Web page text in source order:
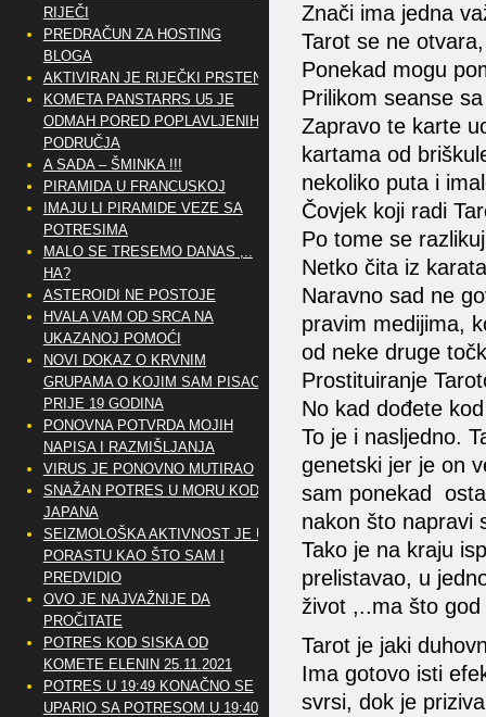
Znači ima jedna
Tarot se ne
Ponekad mogu
Prilikom seanse
Zapravo te karte
kartama od
nekoliko puta i
Čovjek koji radi
Po tome se
Netko čita iz
Naravno sad ne
pravim medijima,
od neke druge
Prostituiranje
No kad dođete
To je i nasljedno.
genetski jer je on
sam ponekad
nakon što napravi
Tako je na kraju
prelistavao, u
život ,..ma što
Tarot je jaki
Ima gotovo isti
svrsi, dok je
RIJEČI
PREDRAČUN ZA HOSTING
BLOGA
AKTIVIRAN JE RIJEČKI PRSTEN
KOMETA PANSTARRS U5 JE
ODMAH PORED POPLAVLJENIH
PODRUČJA
A SADA – ŠMINKA !!!
PIRAMIDA U FRANCUSKOJ
IMAJU LI PIRAMIDE VEZE SA
POTRESIMA
MALO SE TRESEMO DANAS ,..
HA?
ASTEROIDI NE POSTOJE
HVALA VAM OD SRCA NA
UKAZANOJ POMOĆI
NOVI DOKAZ O KRVNIM
GRUPAMA O KOJIM SAM PISAO
PRIJE 19 GODINA
PONOVNA POTVRDA MOJIH
NAPISA I RAZMIŠLJANJA
VIRUS JE PONOVNO MUTIRAO
SNAŽAN POTRES U MORU KOD
JAPANA
SEIZMOLOŠKA AKTIVNOST JE U
PORASTU KAO ŠTO SAM I
PREDVIDIO
OVO JE NAJVAŽNIJE DA
PROČITATE
POTRES KOD SISKA OD
KOMETE ELENIN 25.11.2021
POTRES U 19:49 KONAČNO SE
UPARIO SA POTRESOM U 19:40